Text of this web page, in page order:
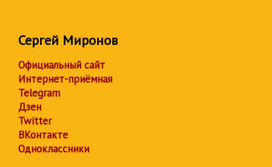
Сергей Миронов
Официальный сайт
Интернет-приёмная
Telegram
Дзен
Twitter
ВКонтакте
Одноклассники